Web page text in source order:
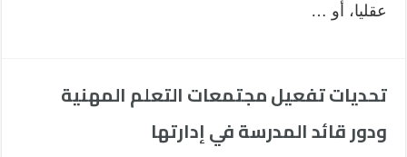
عقليا، أو …
تحديات تفعيل مجتمعات التعلم المهنية
ودور قائد المدرسة في إدارتها